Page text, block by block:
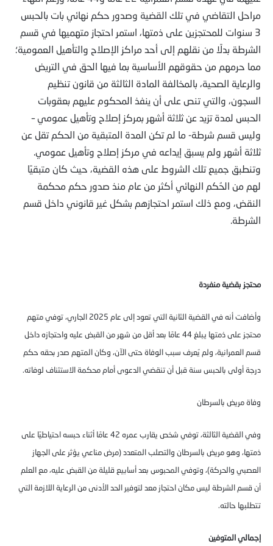
مراحل التقاضي في تلك القضية وصدور حكم نهائي بات بالحبس
3 سنوات للمحتجزين على ذمتها، استمر احتجاز متهميها في قسم
الشرطة بدلًا من نقلهم إلى أحد مراكز الإصلاح والتأهيل العمومية؛
مما حرمهم من حقوقهم الأساسية بما فيها الحق في التريض
والرعاية الصحية، بالمخالفة المادة الثالثة من قانون تنظيم
السجون، والتي تنص على أن ينفذ المحكوم عليهم بعقوبات
الحبس لمدة تزيد عن ثلاثة أشهر بمركز إصلاح وتأهيل عمومي –
وليس قسم شرطة- ما لم تكن المدة المتبقية من الحكم تقل عن
ثلاثة أشهر ولم يسبق إيداعه في مركز إصلاح وتأهيل عمومي.
وتنطبق جميع تلك الشروط على هذه القضية، حيث كان متبقيًا
لهم من الحُكم النهائي أكثر من عام منذ صدور حكم محكمة
النقض، ومع ذلك استمر احتجازهم بشكل غير قانوني داخل قسم
الشرطة.
محتجز بقضية منفردة
وأضافت أنه في القضية الثانية التي تعود إلى عام 2025 الجاري، توفي متهم
محتجز على ذمتها يبلغ 44 عامًا بعد أقل من شهر من القبض عليه واحتجازه داخل
قسم العمرانية، ولم يُعرف سبب الوفاة حتى الآن، وكان المتهم صدر بحقه حكم
درجة أولى بالحبس سنة قبل أن تنقضي الدعوى أمام محكمة الاستئناف لوفاته.
وفاة مريض بالسرطان
وفي القضية الثالثة، توفي شخص يقارب عمره 42 عامًا أثناء حبسه احتياطيًا على
ذمتها، وهو مريض بالسرطان والتصلب المتعدد (مرض مناعي يؤثر على الجهاز
العصبي والحركة)، وتوفي المحبوس بعد أسابيع قليلة من القبض عليه، مع العلم
أن قسم الشرطة ليس مكان احتجاز معد لتوفير الحد الأدنى من الرعاية اللازمة التي
تتطلبها حالته.
إجمالي المتوفين